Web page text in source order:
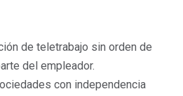
de teletrabajo sin orden de
del empleador.
con independencia